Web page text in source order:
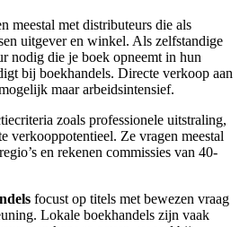
meestal met distributeurs die als
uitgever en winkel. Als zelfstandige
nodig die je boek opneemt in hun
bij boekhandels. Directe verkoop aan
maar arbeidsintensief.
zoals professionele uitstraling,
verkooppotentieel. Ze vragen meestal
en rekenen commissies van 40-
focust op titels met bewezen vraag
Lokale boekhandels zijn vaak